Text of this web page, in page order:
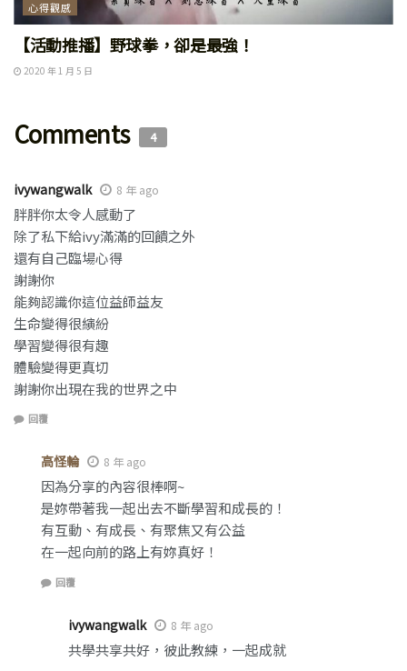
心得觀感
【活動推播】野球拳，卻是最強！
2020 年 1 月 5 日
Comments 4
ivywangwalk 8 年 ago
胖胖你太令人感動了
除了私下給ivy滿滿的回饋之外
還有自己臨場心得
謝謝你
能夠認識你這位益師益友
生命變得很縯紛
學習變得很有趣
體驗變得更真切
謝謝你出現在我的世界之中
回覆
高怪輪 8 年 ago
因為分享的內容很棒啊~
是妳帶著我一起出去不斷學習和成長的！
有互動、有成長、有聚焦又有公益
在一起向前的路上有妳真好！
回覆
ivywangwalk 8 年 ago
共學共享共好，彼此教練，一起成就